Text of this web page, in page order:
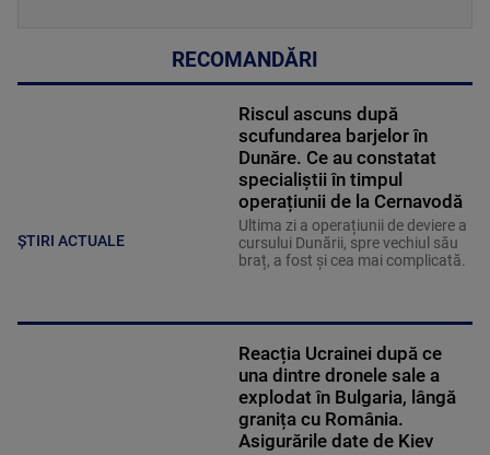
RECOMANDĂRI
ȘTIRI ACTUALE
Riscul ascuns după
scufundarea barjelor în
Dunăre. Ce au constatat
specialiștii în timpul
operațiunii de la Cernavodă
Ultima zi a operațiunii de deviere a
cursului Dunării, spre vechiul său
braț, a fost și cea mai complicată.
Reacția Ucrainei după ce
una dintre dronele sale a
explodat în Bulgaria, lângă
granița cu România.
Asigurările date de Kiev